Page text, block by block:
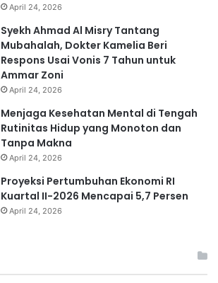
April 24, 2026
Syekh Ahmad Al Misry Tantang
Mubahalah, Dokter Kamelia Beri
Respons Usai Vonis 7 Tahun untuk
Ammar Zoni
April 24, 2026
Menjaga Kesehatan Mental di Tengah
Rutinitas Hidup yang Monoton dan
Tanpa Makna
April 24, 2026
Proyeksi Pertumbuhan Ekonomi RI
Kuartal II-2026 Mencapai 5,7 Persen
April 24, 2026